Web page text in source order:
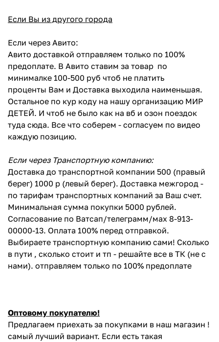
Если Вы из другого города
Если через Авито:
Авито доставкой отправляем только по 100%
предоплате. В Авито ставим за товар по
минималке 100-500 руб чтоб не платить
проценты Вам и Доставка выходила наименьшая.
Остальное по кур коду на нашу организацию МИР
ДЕТЕЙ. И чтоб не было как на вб и озон поездок
туда сюда. Все что соберем - согласуем по видео
каждую позицию.
Если через Транспортную компанию:
Доставка до транспортной компании 500 (правый
берег) 1000 р (левый берег). Доставка межгород -
по тарифам транспортных компаний за Ваш счет.
Минимальная сумма покупки 5000 рублей.
Согласование по Ватсап/телеграмм/мах 8-913-
00000-13. Оплата 100% перед отправкой.
Выбираете транспортную компанию сами! Сколько
в пути , сколько стоит и тп - решайте все в ТК (не с
нами). отправляем только по 100% предоплате
Оптовому покупателю!
Предлагаем приехать за покупками в наш магазин !
самый лучший вариант. Если есть такая